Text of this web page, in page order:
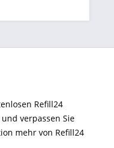
Refill24
verpassen Sie
mehr von Refill24